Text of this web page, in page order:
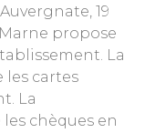
19
propose
La
les cartes
La
chèques en